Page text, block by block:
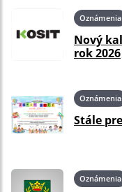
Oznámenia
Nový
rok 2026
Oznámenia
Stále
Oznámenia